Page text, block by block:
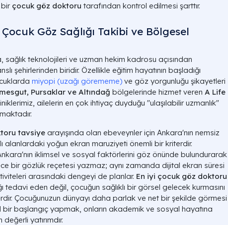
çocuk göz doktoru tarafından kontrol edilmesi şarttır.
Göz Sağlığı Takibi ve Bölgesel
sağlık teknolojileri ve uzman hekim kadrosu açısından
şehirlerinden biridir. Özellikle eğitim hayatının başladığı
miyopi (uzağı görememe) ve göz yorgunluğu şikayetleri
Pursaklar ve Altındağ bölgelerinde hizmet veren A Life
ailelerin en çok ihtiyaç duyduğu "ulaşılabilir uzmanlık"
tavsiye arayışında olan ebeveynler için Ankara'nın nemsiz
alanlardaki yoğun ekran maruziyeti önemli bir kriterdir.
iklimsel ve sosyal faktörlerini göz önünde bulundurarak
bir gözlük reçetesi yazmaz; aynı zamanda dijital ekran süresi
arasındaki dengeyi de planlar. En iyi çocuk göz doktoru
tedavi eden değil, çocuğun sağlıklı bir görsel gelecek kurmasını
Çocuğunuzun dünyayı daha parlak ve net bir şekilde görmesi
başlangıç yapmak, onların akademik ve sosyal hayatına
yatırımdır.